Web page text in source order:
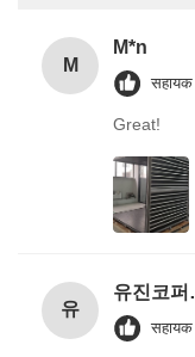
M
M*n
Great!
유
유진